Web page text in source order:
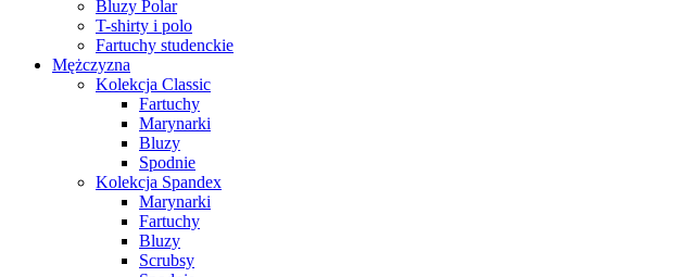
Bluzy Polar
T-shirty i polo
Fartuchy studenckie
Mężczyzna
Kolekcja Classic
Fartuchy
Marynarki
Bluzy
Spodnie
Kolekcja Spandex
Marynarki
Fartuchy
Bluzy
Scrubsy